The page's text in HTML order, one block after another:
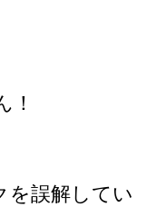
！
を誤解してい